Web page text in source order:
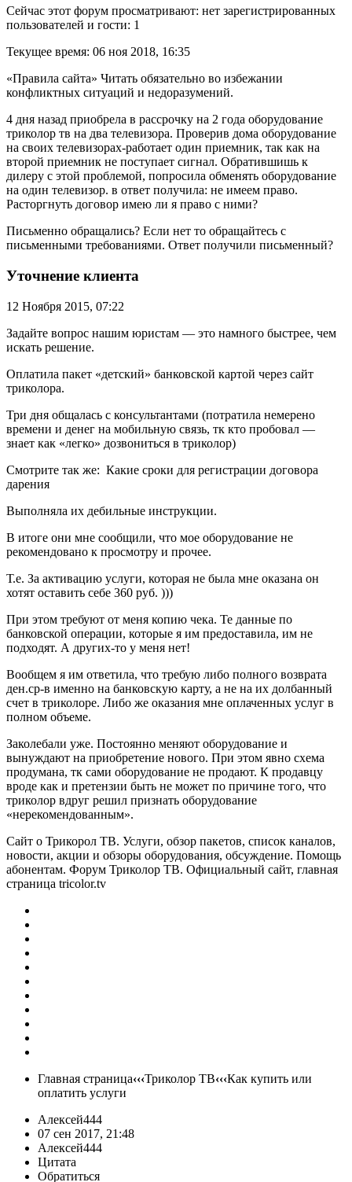
Сейчас этот форум просматривают: нет зарегистрированных
пользователей и гости: 1
Текущее время: 06 ноя 2018, 16:35
«Правила сайта» Читать обязательно во избежании
конфликтных ситуаций и недоразумений.
4 дня назад приобрела в рассрочку на 2 года оборудование
триколор тв на два телевизора. Проверив дома оборудование
на своих телевизорах-работает один приемник, так как на
второй приемник не поступает сигнал. Обратившишь к
дилеру с этой проблемой, попросила обменять оборудование
на один телевизор. в ответ получила: не имеем право.
Расторгнуть договор имею ли я право с ними?
Письменно обращались? Если нет то обращайтесь с
письменными требованиями. Ответ получили письменный?
Уточнение клиента
12 Ноября 2015, 07:22
Задайте вопрос нашим юристам — это намного быстрее, чем
искать решение.
Оплатила пакет «детский» банковской картой через сайт
триколора.
Три дня общалась с консультантами (потратила немерено
времени и денег на мобильную связь, тк кто пробовал —
знает как «легко» дозвониться в триколор)
Смотрите так же: Какие сроки для регистрации договора
дарения
Выполняла их дебильные инструкции.
В итоге они мне сообщили, что мое оборудование не
рекомендовано к просмотру и прочее.
Т.е. За активацию услуги, которая не была мне оказана он
хотят оставить себе 360 руб. )))
При этом требуют от меня копию чека. Те данные по
банковской операции, которые я им предоставила, им не
подходят. А других-то у меня нет!
Вообщем я им ответила, что требую либо полного возврата
ден.ср-в именно на банковскую карту, а не на их долбанный
счет в триколоре. Либо же оказания мне оплаченных услуг в
полном объеме.
Заколебали уже. Постоянно меняют оборудование и
вынуждают на приобретение нового. При этом явно схема
продумана, тк сами оборудование не продают. К продавцу
вроде как и претензии быть не может по причине того, что
триколор вдруг решил признать оборудование
«нерекомендованным».
Сайт о Трикорол ТВ. Услуги, обзор пакетов, список каналов,
новости, акции и обзоры оборудования, обсуждение. Помощь
абонентам. Форум Триколор ТВ. Официальный сайт, главная
страница tricolor.tv
Главная страница‹‹‹Триколор ТВ‹‹‹Как купить или
оплатить услуги
Алексей444
07 сен 2017, 21:48
Алексей444
Цитата
Обратиться